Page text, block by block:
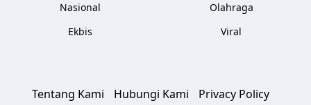
Nasional
Ekbis
Olahraga
Viral
Tentang Kami Hubungi Kami Privacy Policy